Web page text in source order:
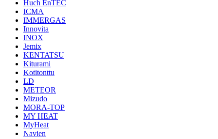
Huch EnTEC
ICMA
IMMERGAS
Innovita
INOX
Jemix
KENTATSU
Kiturami
Kotitonttu
LD
METEOR
Mizudo
MORA-TOP
MY HEAT
MyHeat
Navien